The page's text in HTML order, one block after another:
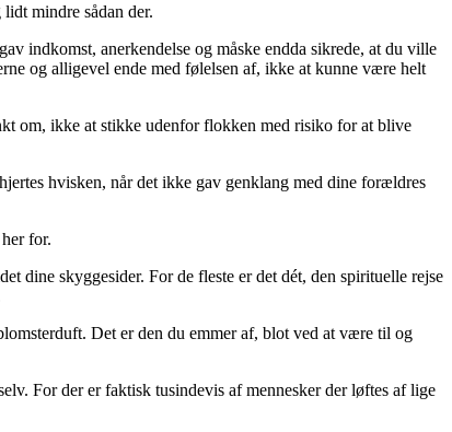
mindre sådan der.
indkomst, anerkendelse og måske endda sikrede, at du ville
og alligevel ende med følelsen af, ikke at kunne være helt
om, ikke at stikke udenfor flokken med risiko for at blive
hvisken, når det ikke gav genklang med dine forældres
for.
dine skyggesider. For de fleste er det dét, den spirituelle rejse
Det er den du emmer af, blot ved at være til og
For der er faktisk tusindevis af mennesker der løftes af lige